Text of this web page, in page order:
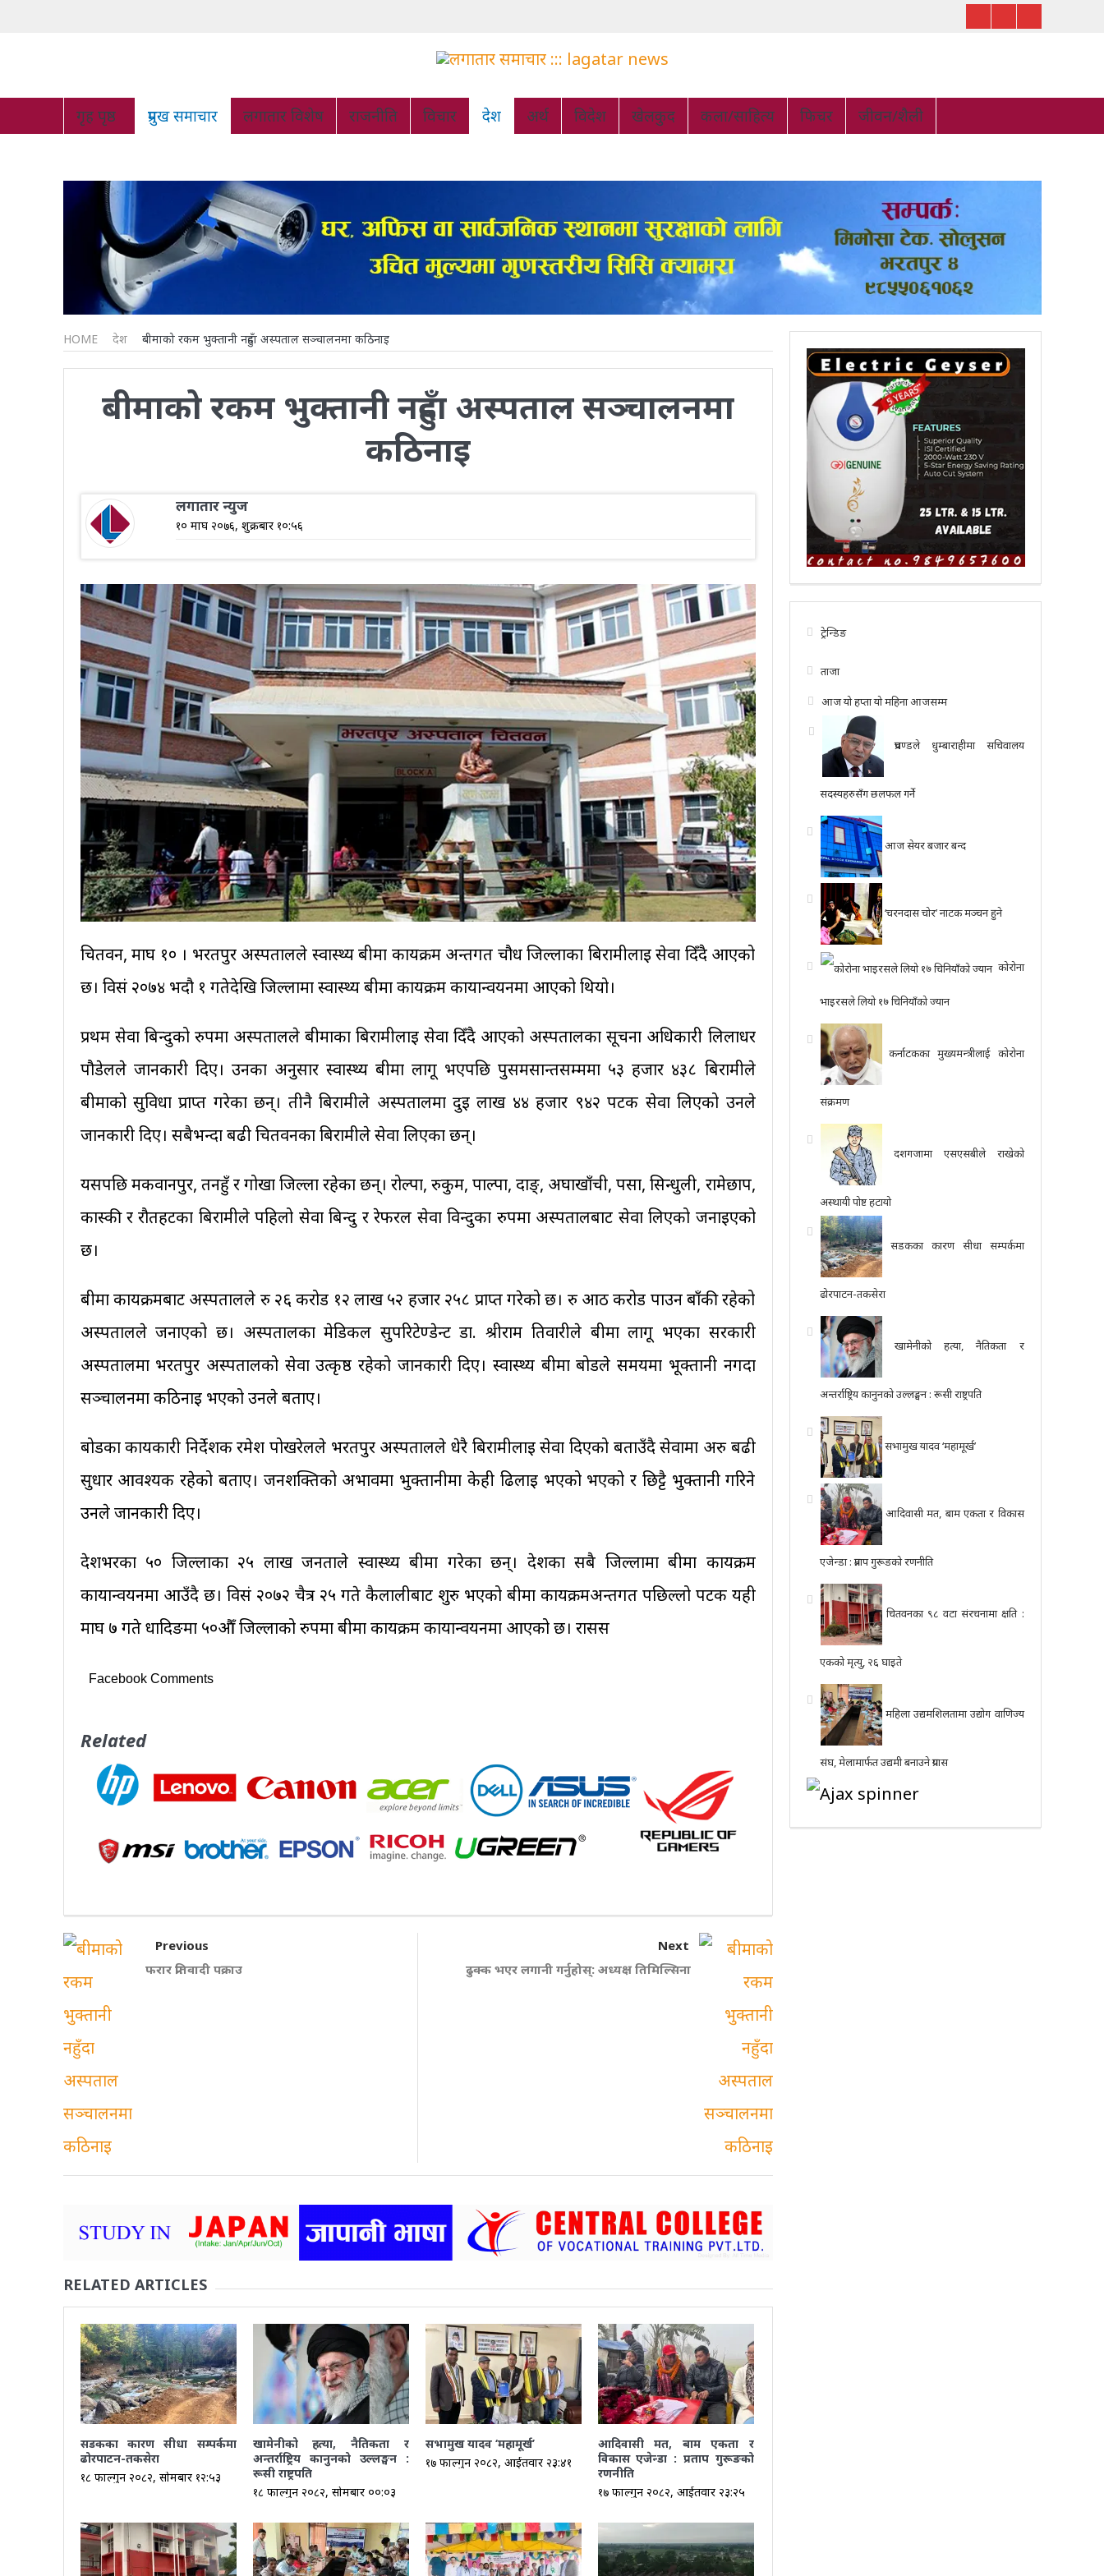
गृह पृष्ठ प्रमुख समाचार लगातार विशेष राजनीति विचार देश अर्थ विदेश खेलकुद कला/साहित्य फिचर जीवन/शैली
HOME देश बीमाको रकम भुक्तानी नहुँदा अस्पताल सञ्चालनमा कठिनाइ
बीमाको रकम भुक्तानी नहुँदा अस्पताल सञ्चालनमा
कठिनाइ
लगातार न्युज
१० माघ २०७६, शुक्रबार १०:५६
चितवन, माघ १० । भरतपुर अस्पतालले स्वास्थ्य बीमा कार्यक्रम अन्तर्गत चौध जिल्लाका बिरामीलाई सेवा दिँदै आएको
छ। विसं २०७४ भदौ १ गतेदेखि जिल्लामा स्वास्थ्य बीमा कार्यक्रम कार्यान्वयनमा आएको थियो।
प्रथम सेवा बिन्दुको रुपमा अस्पतालले बीमाका बिरामीलाई सेवा दिँदै आएको अस्पतालका सूचना अधिकारी लिलाधर
पौडेलले जानकारी दिए। उनका अनुसार स्वास्थ्य बीमा लागू भएपछि पुसमसान्तसम्ममा ५३ हजार ४३८ बिरामीले
बीमाको सुविधा प्राप्त गरेका छन्। तीनै बिरामीले अस्पतालमा दुई लाख ४४ हजार ९४२ पटक सेवा लिएको उनले
जानकारी दिए। सबैभन्दा बढी चितवनका बिरामीले सेवा लिएका छन्।
यसपछि मकवानपुर, तनहुँ र गोर्खा जिल्ला रहेका छन्। रोल्पा, रुकुम, पाल्पा, दाङ्, अर्घाखाँची, पर्सा, सिन्धुली, रामेछाप,
कास्की र रौतहटका बिरामीले पहिलो सेवा बिन्दु र रेफरल सेवा विन्दुका रुपमा अस्पतालबाट सेवा लिएको जनाइएको
छ।
बीमा कार्यक्रमबाट अस्पतालले रु २६ करोड १२ लाख ५२ हजार २५८ प्राप्त गरेको छ। रु आठ करोड पाउन बाँकी रहेको
अस्पतालले जनाएको छ। अस्पतालका मेडिकल सुपरिटेण्डेन्ट डा. श्रीराम तिवारीले बीमा लागू भएका सरकारी
अस्पतालमा भरतपुर अस्पतालको सेवा उत्कृष्ठ रहेको जानकारी दिए। स्वास्थ्य बीमा बोर्डले समयमा भूक्तानी नगर्दा
सञ्चालनमा कठिनाइ भएको उनले बताए।
बोर्डका कार्यकारी निर्देशक रमेश पोखरेलले भरतपुर अस्पतालले धेरै बिरामीलाई सेवा दिएको बताउँदै सेवामा अरु बढी
सुधार आवश्यक रहेको बताए। जनशक्तिको अभावमा भुक्तानीमा केही ढिलाइ भएको भएको र छिट्टै भुक्तानी गरिने
उनले जानकारी दिए।
देशभरका ५० जिल्लाका २५ लाख जनताले स्वास्थ्य बीमा गरेका छन्। देशका सबै जिल्लामा बीमा कार्यक्रम
कार्यान्वयनमा आउँदै छ। विसं २०७२ चैत्र २५ गते कैलालीबाट शुरु भएको बीमा कार्यक्रमअन्तर्गत पछिल्लो पटक यही
माघ ७ गते धादिङमा ५०औँ जिल्लाको रुपमा बीमा कार्यक्रम कार्यान्वयनमा आएको छ। रासस
Facebook Comments
Related
Previous
फरार प्रतिवादी पक्राउ
Next
ढुक्क भएर लगानी गर्नुहोस्: अध्यक्ष तिमिल्सिना
RELATED ARTICLES
सडकका कारण सीधा सम्पर्कमा
ढोरपाटन-तकसेरा
१८ फाल्गुन २०८२, सोमबार १२:५३
खामेनीको हत्या, नैतिकता र
अन्तर्राष्ट्रिय कानुनको उल्लङ्घन :
रूसी राष्ट्रपति
१८ फाल्गुन २०८२, सोमबार ००:०३
सभामुख यादव ‘महामूर्ख’
१७ फाल्गुन २०८२, आईतवार २३:४१
आदिवासी मत, बाम एकता र
विकास एजेन्डा : प्रताप गुरूङको
रणनीति
१७ फाल्गुन २०८२, आईतवार २३:२५
ट्रेन्डिङ
ताजा
आजयो हप्तायो महिनाआजसम्म
प्रचण्डले धुम्बाराहीमा सचिवालय
सदस्यहरुसँग छलफल गर्ने
आज सेयर बजार बन्द
‘चरनदास चोर’ नाटक मञ्चन हुने
कोरोना
भाइरसले लियो १७ चिनियाँको ज्यान
कर्नाटकका मुख्यमन्त्रीलाई कोरोना
संक्रमण
दशगजामा एसएसबीले राखेको
अस्थायी पोष्ट हटायो
सडकका कारण सीधा सम्पर्कमा
ढोरपाटन-तकसेरा
खामेनीको हत्या, नैतिकता र
अन्तर्राष्ट्रिय कानुनको उल्लङ्घन : रूसी राष्ट्रपति
सभामुख यादव ‘महामूर्ख’
आदिवासी मत, बाम एकता र विकास
एजेन्डा : प्रताप गुरूङको रणनीति
चितवनका ९८ वटा संरचनामा क्षति :
एकको मृत्यु, २६ घाइते
महिला उद्यमशिलतामा उद्योग वाणिज्य
संघ, मेलामार्फत उद्यमी बनाउने प्रयास